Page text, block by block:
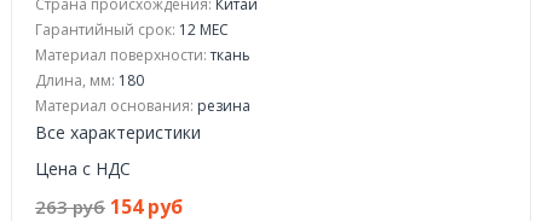
Страна происхождения: Китай
Гарантийный срок: 12 МЕС
Материал поверхности:ткань
Длина, мм: 180
Материал основания: резина
Все характеристики
Цена с НДС
263 руб 154 руб